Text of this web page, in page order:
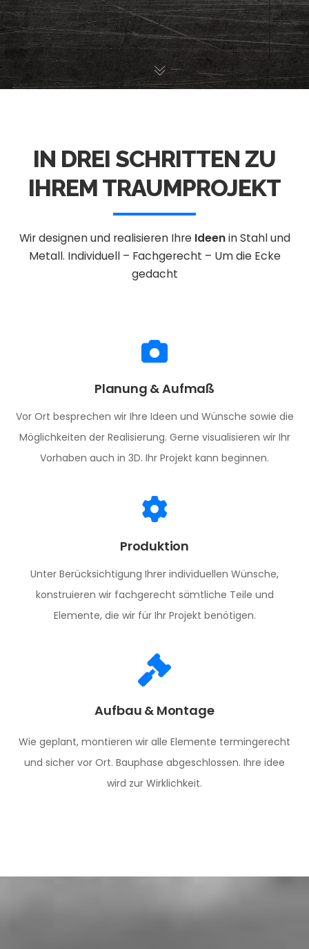
IN DREI SCHRITTEN ZU
IHREM TRAUMPROJEKT
Wir designen und realisieren Ihre Ideenin Stahl und
Metall. Individuell – Fachgerecht – Um die Ecke
gedacht
Planung & Aufmaß
Vor Ort besprechen wir Ihre Ideen und Wünsche sowie die
Möglichkeiten der Realisierung. Gerne visualisieren wir Ihr
Vorhaben auch in 3D. Ihr Projekt kann beginnen.
Produktion
Unter Berücksichtigung Ihrer individuellen Wünsche,
konstruieren wir fachgerecht sämtliche Teile und
Elemente, die wir für Ihr Projekt benötigen.
Aufbau & Montage
Wie geplant, montieren wir alle Elemente termingerecht
und sicher vor Ort. Bauphase abgeschlossen. Ihre idee
wird zur Wirklichkeit.